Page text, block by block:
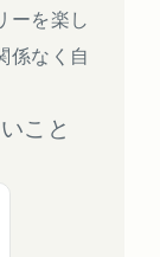
ーを楽し
係なく自
こと